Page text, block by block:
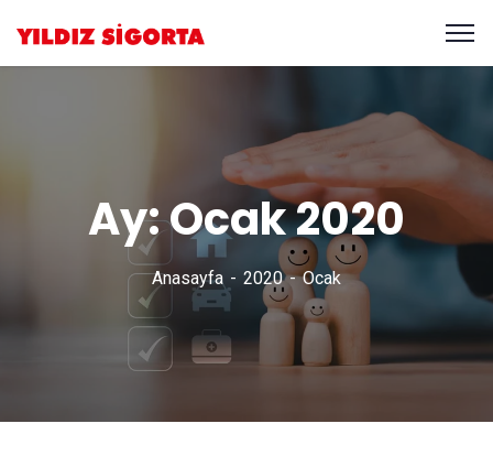
Ay:Ocak 2020
Anasayfa 2020 Ocak